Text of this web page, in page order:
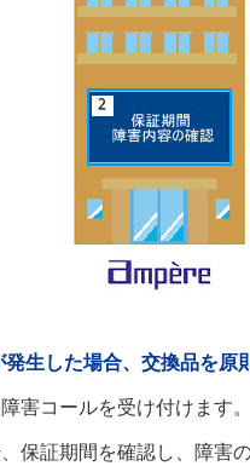
生した場合、交換品を原
害コールを受け付けます。
保証期間を確認し、障害